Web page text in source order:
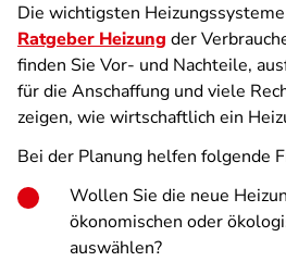
Die wichtigsten
Ratgeber Heizung der
finden Sie Vor- und Nachteile,
für die Anschaffung und viele
zeigen, wie wirtschaftlich ein
Bei der Planung helfen folgende
Wollen Sie die neue
ökonomischen oder
auswählen?